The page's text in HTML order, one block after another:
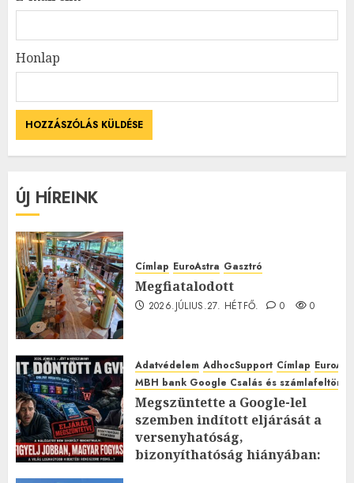
Honlap
ÚJ HÍREINK
Címlap EuroAstra Gasztró
Megfiatalodott
2026.JÚLIUS.27. HÉTFŐ. 0 0
Adatvédelem AdhocSupport Címlap
MBH bank Google Csalás és
Megszüntette a Google-lel
szemben indított eljárását a
versenyhatóság,
bizonyíthatóság hiányában: